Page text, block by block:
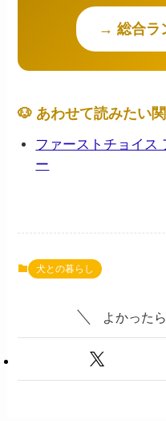
→ 総合ラ
🐶 あわせて読みたい
ファーストチョイス
ー
犬との暮らし
よかった